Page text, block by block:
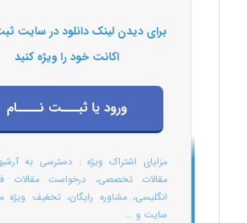
برای دیدن لینک دانلود در سایت
اکانت خود را ویژه کنید
ورود یا ثبـــت نــــام
مزایای اشتراک ویژه : دسترسی به
مقالات تخصصی، درخواست مقالات
انگلیسی، مشاوره رایگان، تخفیف ویژه
سایت و ...